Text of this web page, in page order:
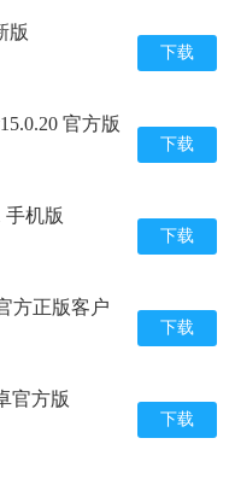
版
下载
官方版
下载
手机版
下载
方正版客户
下载
官方版
下载